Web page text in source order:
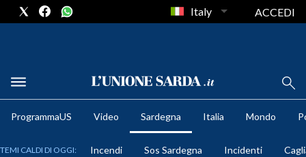
METEO
Italy ACCEDI
ProgrammaUS Video Sardegna Italia Mondo
TEMI CALDI DI OGGI: Incendi Sos Sardegna Incidenti